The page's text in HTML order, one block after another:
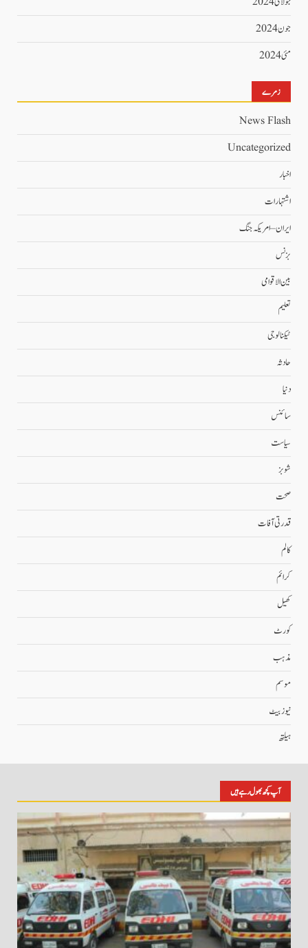
جون 2024
مئی 2024
زمرے
News Flash
Uncategorized
اخبار
اشتہارات
ایران – امریکہ جنگ
بزنس
بین الاقوامی
تعلیم
ٹیکنالوجی
حادثہ
دنیا
سائنس
سیاست
شوبز
صحت
قدرتی آفات
کالم
کرائم
کھیل
کورٹ
مذہب
موسم
نیوز بیٹ
ہیلتھ
آپ کچھ بھول رہے ہیں